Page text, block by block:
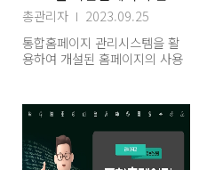
총관리자
2023.09.25
통합홈페이지 관리시스템을 활
용하여 개설된 홈페이지의 사용